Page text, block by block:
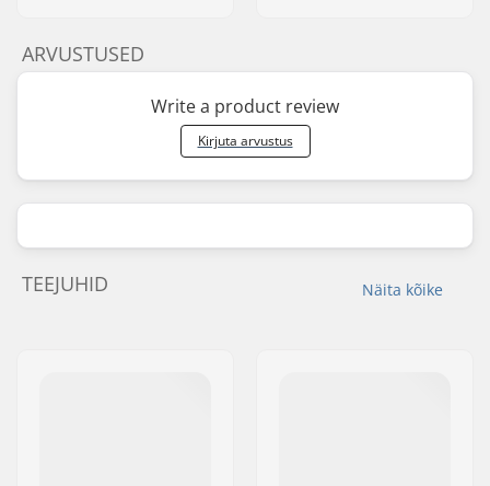
ARVUSTUSED
Write a product review
Kirjuta arvustus
Näita kõike
TEEJUHID